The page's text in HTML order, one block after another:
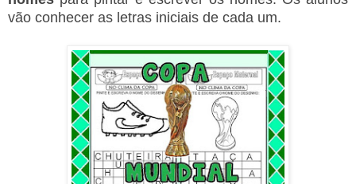
vão conhecer as letras iniciais de cada um.